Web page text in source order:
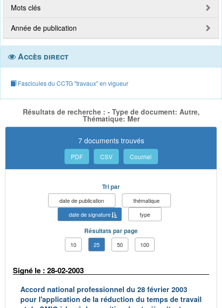
Mots clés
Année de publication
Accès direct
Fascicules du CCTG "travaux" en vigueur
Résultats de recherche : - Type de document: Autre,
Thématique: Mer
7 documents trouvés
PDF CSV Courriel
Tri par
date de publication
thématique
date de signature
type
Résultats par page
10 25 50 100
Signé le : 28-02-2003
Accord national professionnel du 28 février 2003
pour l'application de la réduction du temps de travail